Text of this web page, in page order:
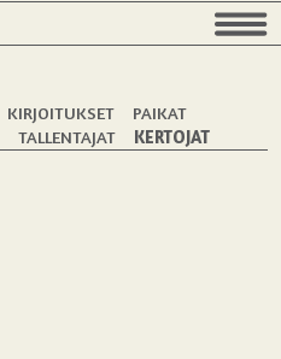
KIRJOITUKSET
PAIKAT
TALLENTAJAT KERTOJAT